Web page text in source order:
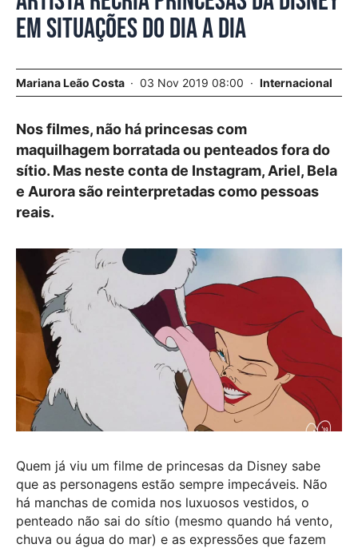
em situações do dia a dia
Mariana Leão Costa 03 Nov 2019 08:00 Internacional
Nos filmes, não há princesas com
maquilhagem borratada ou penteados fora do
sítio. Mas neste conta de Instagram, Ariel, Bela
e Aurora são reinterpretadas como pessoas
reais.
Quem já viu um filme de princesas da Disney sabe
que as personagens estão sempre impecáveis. Não
há manchas de comida nos luxuosos vestidos, o
penteado não sai do sítio (mesmo quando há vento,
chuva ou água do mar) e as expressões que fazem